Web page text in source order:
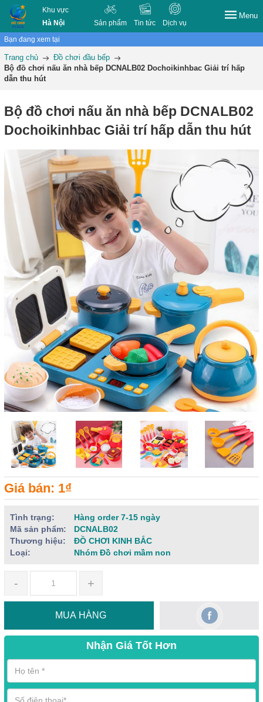
Khu vực
Hà Nội
Sản phẩm Tin tức Dịch vụ
Menu
Bạn đang xem tại
Trang chủ
Đồ chơi đầu bếp
Bộ đồ chơi nấu ăn nhà bếp DCNALB02 Dochoikinhbac Giải trí hấp
dẫn thu hút
Bộ đồ chơi nấu ăn nhà bếp DCNALB02
Dochoikinhbac Giải trí hấp dẫn thu hút
Giá bán: 1₫
Tình trạng:
Hàng order 7-15 ngày
Mã sản phẩm:
DCNALB02
Thương hiệu:
ĐỒ CHƠI KINH BẮC
Loại:
Nhóm Đồ chơi mầm non
- +
MUA HÀNG
Nhận Giá Tốt Hơn